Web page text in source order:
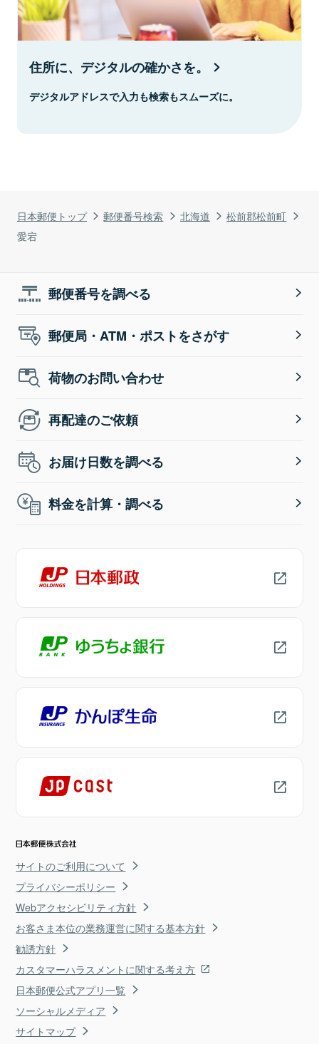
日本郵便トップ 郵便番号検索 北海道
松前郡松前町
愛宕
住所に、デジタルの確かさを。
デジタルアドレスで入力も検索もスムーズに。
郵便番号を調べる
郵便局・ATM・ポストをさがす
荷物のお問い合わせ
再配達のご依頼
お届け日数を調べる
料金を計算・調べる
サイトのご利用について
プライバシーポリシー
Webアクセシビリティ方針
お客さま本位の業務運営に関する基本方針
勧誘方針
カスタマーハラスメントに関する考え方
日本郵便公式アプリ一覧
ソーシャルメディア
サイトマップ